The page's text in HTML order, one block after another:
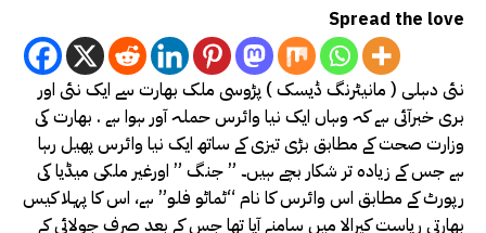
Spread the love
نئی دہلی ( مانیٹرنگ ڈیسک ) پڑوسی ملک بھارت سے ایک نئی اور
بری خبرآئی ہے کہ وہاں ایک نیا وائرس حملہ آور ہوا ہے . بھارت کی
وزارت صحت کے مطابق بڑی تیزی کے ساتھ ایک نیا وائرس پھیل رہا
ہے جس کے زیادہ تر شکار بچے ہیں۔ ” جنگ ” اورغیر ملکی میڈیا کی
رپورٹ کے مطابق اس وائرس کا نام “ٹماٹو فلو” ہے، اس کا پہلا کیس
بھارتی ریاست کیرالا میں سامنے آیا تھا جس کے بعد صرف جولائی کے